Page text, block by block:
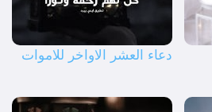
دعاء العشر الاواخر للاموات